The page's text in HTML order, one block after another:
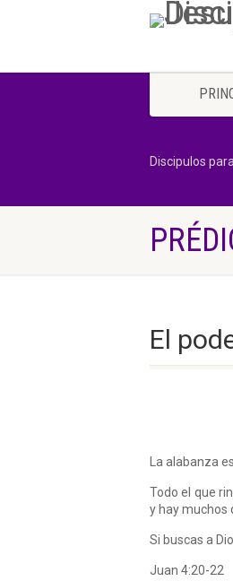
Discipulos
El
La alabanza
Todo el que
y hay muchos
Si buscas a
Juan 4:20-22